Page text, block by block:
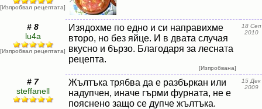
[Изпробвал рецептата]
# 8
lu4a
[Изпробвал рецептата]
Изядохме по едно и си направихме
второ, но без яйце. И в двата случая
вкусно и бързо. Благодаря за лесната
рецепта.
[Изпробвана]
18 Сеп
2010
# 7
steffanell
Жълтъка трябва да е разбъркан или
надупчен, иначе гърми фурната, не е
пояснено защо се дупче жълтъка.
15 Дек
2009